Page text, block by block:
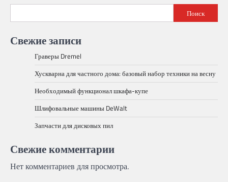
Поиск
Свежие записи
Граверы Dremel
Хускварна для частного дома: базовый набор техники на весну
Необходимый функционал шкафа-купе
Шлифовальные машины DeWalt
Запчасти для дисковых пил
Свежие комментарии
Нет комментариев для просмотра.